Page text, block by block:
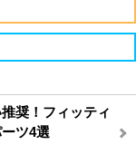
奨！フィッティ
ツ4選